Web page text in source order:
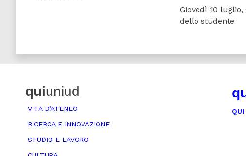
Giovedì 10
dello studente
quiuniud
VITA D’ATENEO
RICERCA E INNOVAZIONE
STUDIO E LAVORO